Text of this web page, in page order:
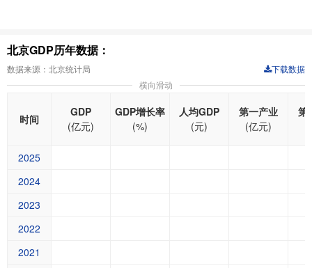
北京GDP历年数据：
数据来源：北京统计局
下载数据
横向滑动
时间
GDP
(亿元)
GDP增长率
(%)
人均GDP
(元)
第一产业
(亿元)
第
2025
2024
2023
2022
2021